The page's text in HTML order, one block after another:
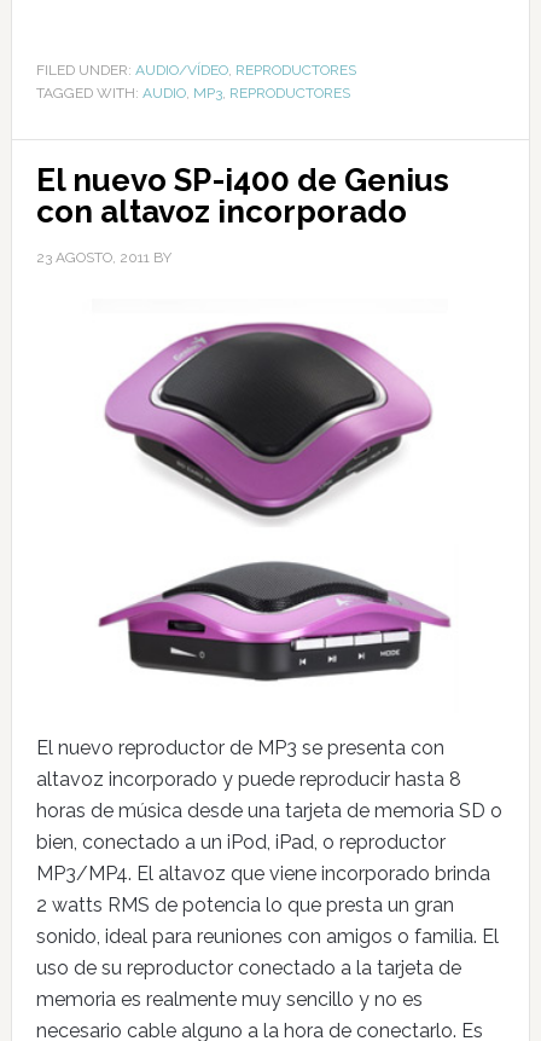
FILED UNDER: AUDIO/VÍDEO, REPRODUCTORES
TAGGED WITH: AUDIO, MP3, REPRODUCTORES
El nuevo SP-i400 de Genius
con altavoz incorporado
23 AGOSTO, 2011BY
El nuevo reproductor de MP3 se presenta con
altavoz incorporado y puede reproducir hasta 8
horas de música desde una tarjeta de memoria SD o
bien, conectado a un iPod, iPad, o reproductor
MP3/MP4. El altavoz que viene incorporado brinda
2 watts RMS de potencia lo que presta un gran
sonido, ideal para reuniones con amigos o familia. El
uso de su reproductor conectado a la tarjeta de
memoria es realmente muy sencillo y no es
necesario cable alguno a la hora de conectarlo. Es